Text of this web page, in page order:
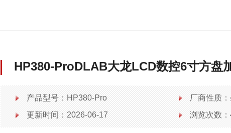
HP380-ProDLAB大龙LCD数控6寸方盘
产品型号：HP380-Pro
厂商性质
更新时间：2026-06-17
浏览次数